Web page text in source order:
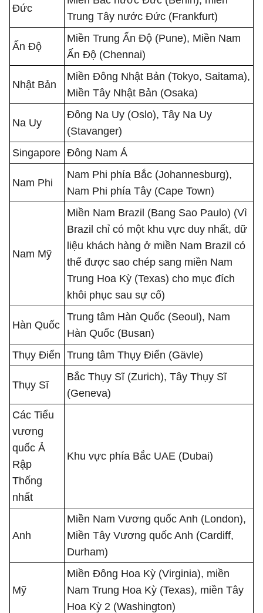
Đức
Trung Tây nước Đức (Frankfurt)
Ấn Độ
Miền Trung Ấn Độ (Pune), Miền Nam
Ấn Độ (Chennai)
Nhật Bản
Miền Đông Nhật Bản (Tokyo, Saitama),
Miền Tây Nhật Bản (Osaka)
Na Uy
Đông Na Uy (Oslo), Tây Na Uy
(Stavanger)
Singapore Đông Nam Á
Nam Phi
Nam Phi phía Bắc (Johannesburg),
Nam Phi phía Tây (Cape Town)
Nam Mỹ
Miền Nam Brazil (Bang Sao Paulo) (Vì
Brazil chỉ có một khu vực duy nhất, dữ
liệu khách hàng ở miền Nam Brazil có
thể được sao chép sang miền Nam
Trung Hoa Kỳ (Texas) cho mục đích
khôi phục sau sự cố)
Hàn Quốc
Trung tâm Hàn Quốc (Seoul), Nam
Hàn Quốc (Busan)
Thụy Điển Trung tâm Thụy Điển (Gävle)
Thụy Sĩ
Bắc Thụy Sĩ (Zurich), Tây Thụy Sĩ
(Geneva)
Các Tiểu
vương
quốc Ả
Rập
Thống
nhất
Khu vực phía Bắc UAE (Dubai)
Anh
Miền Nam Vương quốc Anh (London),
Miền Tây Vương quốc Anh (Cardiff,
Durham)
Mỹ
Miền Đông Hoa Kỳ (Virginia), miền
Nam Trung Hoa Kỳ (Texas), miền Tây
Hoa Kỳ 2 (Washington)